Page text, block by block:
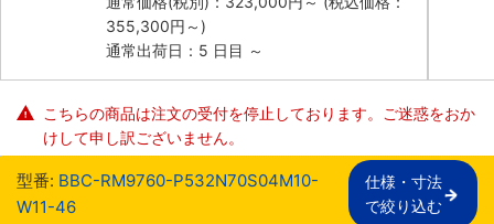
355,300円 ～)
通常出荷日：5 日目 ～
こちらの商品は注文の受付を停止しております。ご迷惑をおか
けして申し訳ございません。
型番: BBC-RM9760-P532N70S04M10-
W11-46
仕様・寸法
で絞り込む